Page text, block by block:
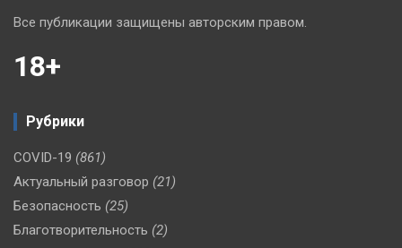
Все публикации защищены авторским правом.
18+
Рубрики
COVID-19 (861)
Актуальный разговор (21)
Безопасность (25)
Благотворительность (2)